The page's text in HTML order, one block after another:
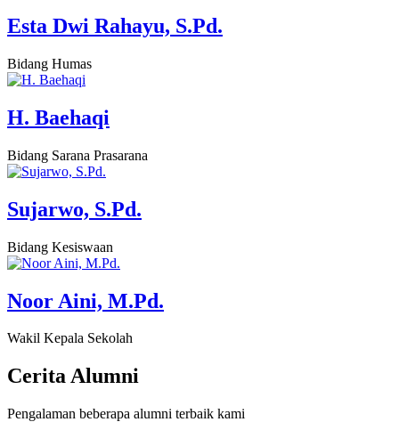
Esta Dwi Rahayu, S.Pd.
Bidang Humas
H. Baehaqi
Bidang Sarana Prasarana
Sujarwo, S.Pd.
Bidang Kesiswaan
Noor Aini, M.Pd.
Wakil Kepala Sekolah
CeritaAlumni
Pengalaman beberapa alumni terbaik kami